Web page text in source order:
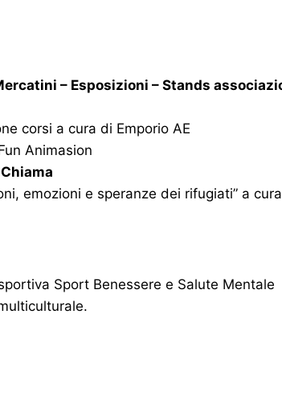
– Esposizioni – Stands
corsi a cura di Emporio AE
Animasion
emozioni e speranze dei rifugiati” a
Sport Benessere e Salute Mentale